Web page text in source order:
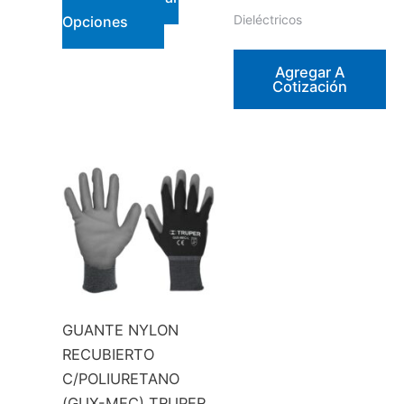
Opciones
Este
producto
opciones
se
pueden
elegir
en
la
de
Dieléctricos
Agregar A
Cotización
GUANTE NYLON
RECUBIERTO
C/POLIURETANO